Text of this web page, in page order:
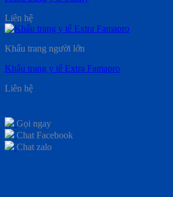
Liên hệ
Khẩu trang người lớn
Khẩu trang y tế Extra Famapro
Liên hệ
Gọi ngay
Chat Facebook
Chat zalo